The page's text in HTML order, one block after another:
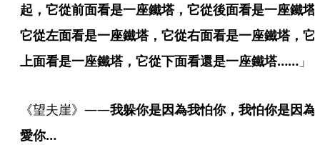
起，它從前面看是一座鐵塔，它從後面看是一座鐵塔
它從左面看是一座鐵塔，它從右面看是一座鐵塔，它
上面看是一座鐵塔，它從下面看還是一座鐵塔…… 」
《望夫崖》——我躲你是因為我怕你，我怕你是因為
愛你…